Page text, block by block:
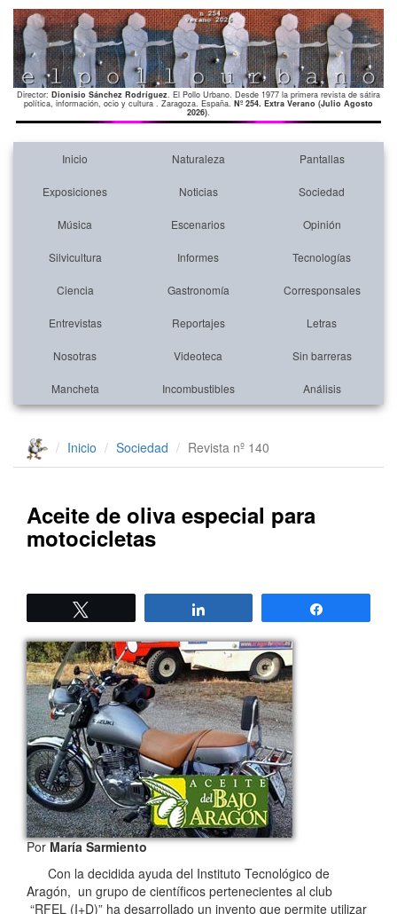
Director: Dionisio Sánchez Rodríguez. El Pollo Urbano. Desde 1977 la primera revista de sátira
política, información, ocio y cultura . Zaragoza. España. Nº 254. Extra Verano (Julio Agosto
2026).
Inicio Naturaleza Pantallas
Exposiciones Noticias Sociedad
Música Escenarios Opinión
Silvicultura Informes Tecnologías
Ciencia Gastronomía Corresponsales
Entrevistas Reportajes Letras
Nosotras Videoteca Sin barreras
Mancheta Incombustibles Análisis
Inicio Sociedad Revista nº 140
Aceite de oliva especial para
motocicletas
PorMaría Sarmiento
Con la decidida ayuda del Instituto Tecnológico de
Aragón, un grupo de científicos pertenecientes al club
“RFEL (I+D)” ha desarrollado un invento que permite utilizar